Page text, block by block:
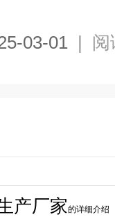
03-01 | 阅
产厂家的详细介绍